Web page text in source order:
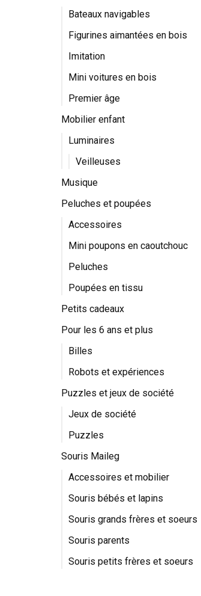
Bateaux navigables
Figurines aimantées en bois
Imitation
Mini voitures en bois
Premier âge
Mobilier enfant
Luminaires
Veilleuses
Musique
Peluches et poupées
Accessoires
Mini poupons en caoutchouc
Peluches
Poupées en tissu
Petits cadeaux
Pour les 6 ans et plus
Billes
Robots et expériences
Puzzles et jeux de société
Jeux de société
Puzzles
Souris Maileg
Accessoires et mobilier
Souris bébés et lapins
Souris grands frères et soeurs
Souris parents
Souris petits frères et soeurs